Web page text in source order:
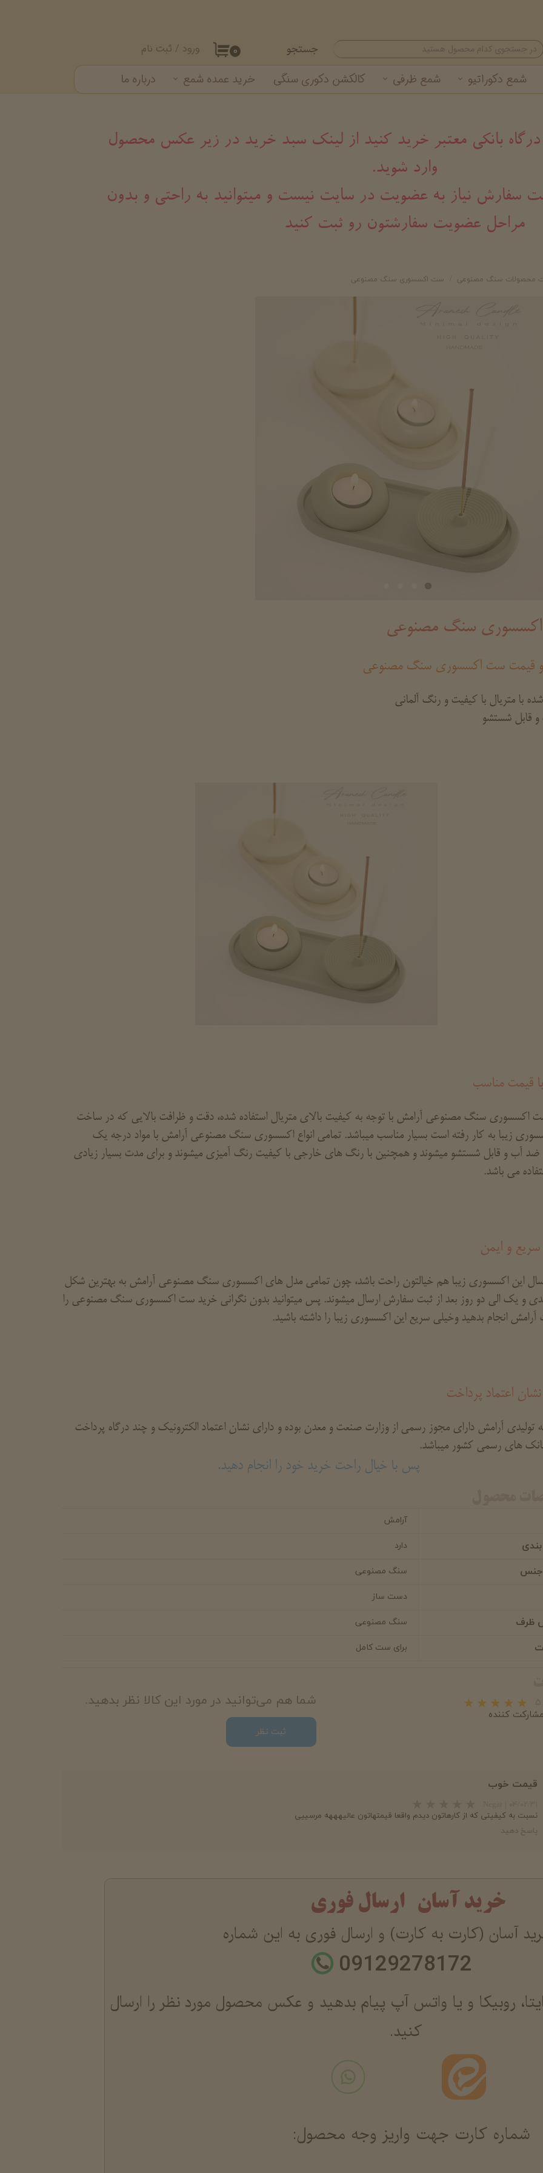
۰ ورود / ثبت نام
حساب کاربری من
خروج از حساب کاربری
شمع دکوراتیو شمع ظرفی کالکشن دکوری سنگی خرید عمده شمع درباره ما
جستجو
محصولات سنگ مصنوعی ست اکسسوری سنگ مصنوعی
سنگ مصنوعی
و قیمت ست اکسسوری سنگ مصنوعی
با متریال با کیفیت و رنگ آلمانی
قابل شستشو
قیمت مناسب
اکسسوری سنگ مصنوعی آرامش با توجه به کیفیت بالای متریال استفاده شده، دقت و ظرافت بالایی که در ساخت
زیبا به کار رفته است بسیار مناسب میباشد. تمامی انواع اکسسوری سنگ مصنوعی آرامش با مواد درجه یک
ضد آب و قابل شستشو میشوند و همچنین با رنگ های خارجی با کیفیت رنگ آمیزی میشوند و برای مدت بسیار زیادی
می باشد.
سریع و ایمن
این اکسسوری زیبا هم خیالتون راحت باشد، چون تمامی مدل های اکسسوری سنگ مصنوعی آرامش به بهترین شکل
و یک الی دو روز بعد از ثبت سفارش ارسال میشوند. پس میتوانید بدون نگرانی خرید ست اکسسوری سنگ مصنوعی را
آرامش انجام بدهید وخیلی سریع این اکسسوری زیبا را داشته باشید.
اعتماد پرداخت
تولیدی آرامش دارای مجوز رسمی از وزارت صنعت و معدن بوده و دارای نشان اعتماد الکترونیک و چند درگاه پرداخت
های رسمی کشور میباشد.
پس با خیال راحت خرید خود را انجام دهید.
آرامش
دارد
جنس سنگ مصنوعی
دست ساز
ظرف سنگ مصنوعی
برای ست کامل
شما هم می‌توانید در مورد این کالا نظر بدهید.
ثبت نظر
قیمت خوب
نسبت به کیفیتی که از کارهاتون دیدم واقعا قیمتهاتون عالیهههه مرسییی
پاسخ دهید
درگاه بانکی معتبر خرید کنید از لینک سبد خرید در زیر عکس محصول
وارد شوید.
سفارش نیاز به عضویت در سایت نیست و میتوانید به راحتی و بدون
مراحل عضویت سفارشتون رو ثبت کنید
خرید آسان ارسال فوری
آسان (کارت به کارت) و ارسال فوری به این شماره
09129278172
روبیکا و یا واتس آپ پیام بدهید و عکس محصول مورد نظر را ارسال
کنید.
شماره کارت جهت واریز وجه محصول: